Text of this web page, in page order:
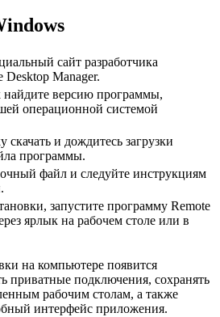
сайт разработчика
Manager.
найдите версию программы,
операционной системой
и дождитесь загрузки
программы.
файл и следуйте инструкциям
запустите программу Remote
ярлык на рабочем столе или в
на компьютере появится
приватные подключения, сохранять
рабочим столам, а также
интерфейс приложения.